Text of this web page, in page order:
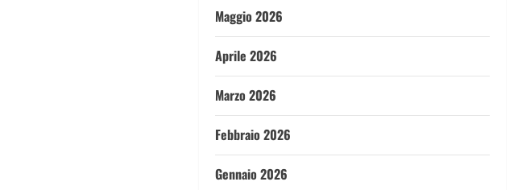
Maggio 2026
Aprile 2026
Marzo 2026
Febbraio 2026
Gennaio 2026